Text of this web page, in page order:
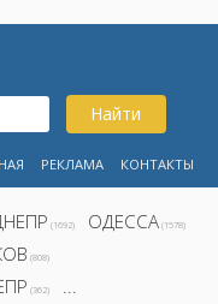
Найти
РЕКЛАМА КОНТАКТЫ
(1692) ОДЕССА (1578)
(808)
(362) ...